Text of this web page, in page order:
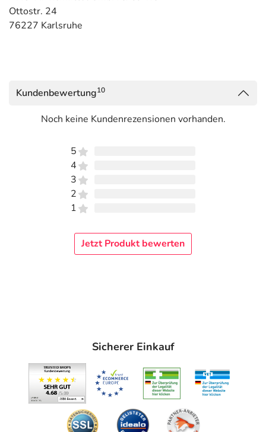
Ottostr. 24
76227 Karlsruhe
Kundenbewertung10
Noch keine Kundenrezensionen vorhanden.
5
4
3
2
1
Jetzt Produkt bewerten
Sicherer Einkauf